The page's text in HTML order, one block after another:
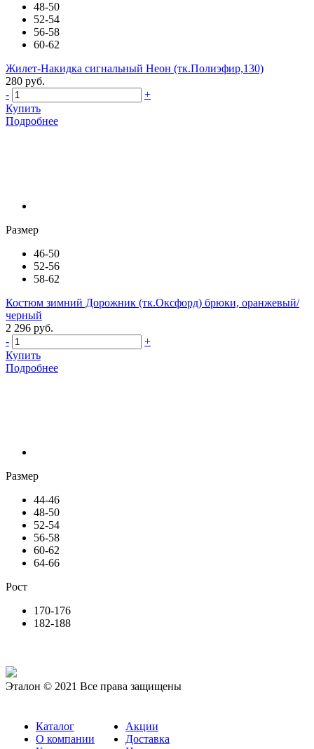
48-50
52-54
56-58
60-62
Жилет-Накидка сигнальный Неон (тк.Полиэфир,130)
280 руб.
-
+
Купить
Подробнее
Размер
46-50
52-56
58-62
Костюм зимний Дорожник (тк.Оксфорд) брюки, оранжевый/
черный
2 296 руб.
-
+
Купить
Подробнее
Размер
44-46
48-50
52-54
56-58
60-62
64-66
Рост
170-176
182-188
Эталон © 2021 Все права защищены
Каталог
О компании
Акции
Доставка